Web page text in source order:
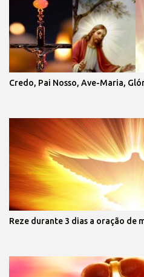
Credo, Pai Nosso, Ave-Maria,
Reze durante 3 dias a oração de